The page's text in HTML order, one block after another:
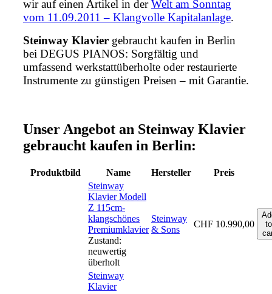
wir auf einen Artikel in derWelt am Sonntag
vom 11.09.2011 – Klangvolle Kapitalanlage.
Steinway Klavier gebraucht kaufen in Berlin
bei DEGUS PIANOS: Sorgfältig und
umfassend werkstattüberholte oder restaurierte
Instrumente zu günstigen Preisen – mit Garantie.
Unser Angebot an Steinway Klavier
gebraucht kaufen in Berlin:
Produktbild Name Hersteller
Preis
Steinway
Klavier Modell
Z 115cm-
klangschönes
Premiumklavier
Zustand:
neuwertig
überholt
Steinway
& Sons
CHF 10.990,00
to
Steinway
Klavier